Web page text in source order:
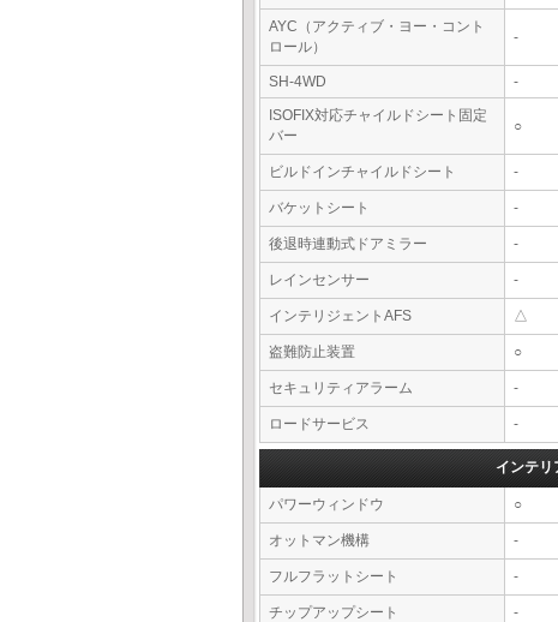
AYC（アクティブ・ヨー・コント
ロール）
-
SH-4WD
-
ISOFIX対応チャイルドシート固定
バー
○
ビルドインチャイルドシート -
バケットシート -
後退時連動式ドアミラー -
レインセンサー -
インテリジェントAFS △
盗難防止装置 ○
セキュリティアラーム -
ロードサービス -
インテリ
パワーウィンドウ ○
オットマン機構 -
フルフラットシート -
チップアップシート -